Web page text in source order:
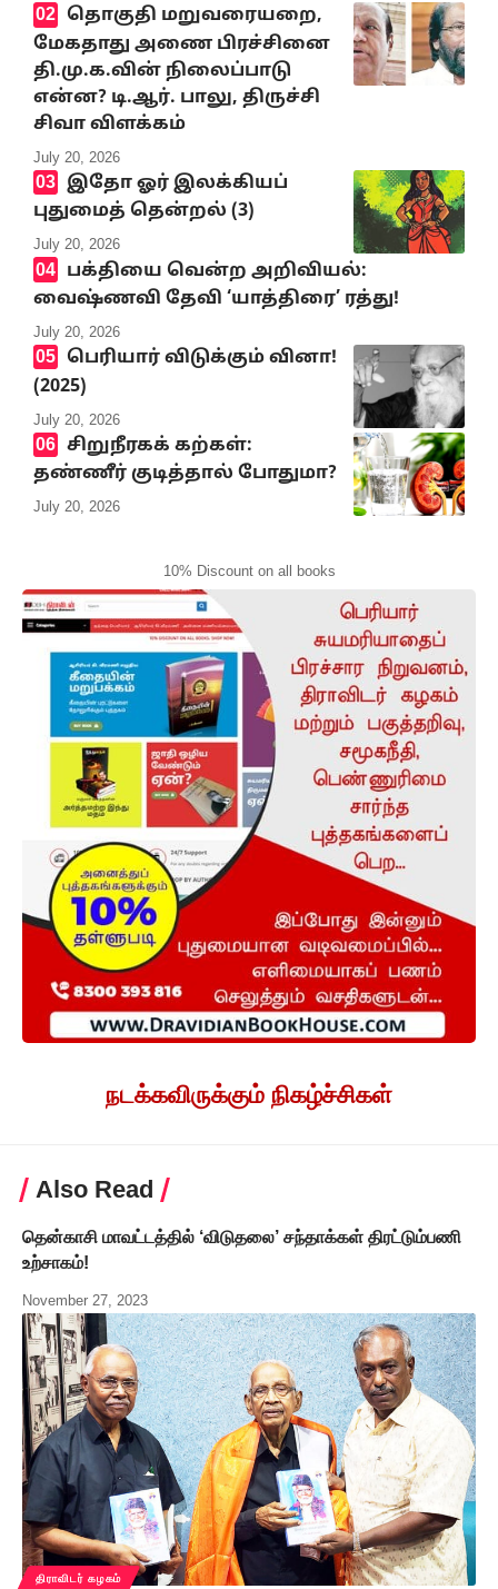
தொகுதி மறுவரையறை,
மேகதாது அணை பிரச்சினை
தி.மு.க.வின் நிலைப்பாடு
என்ன? டி.ஆர். பாலு, திருச்சி
சிவா விளக்கம்
July 20, 2026
இதோ ஓர் இலக்கியப்
புதுமைத் தென்றல் (3)
July 20, 2026
பக்தியை வென்ற அறிவியல்:
வைஷ்ணவி தேவி ‘யாத்திரை’ ரத்து!
July 20, 2026
பெரியார் விடுக்கும் வினா!
(2025)
July 20, 2026
சிறுநீரகக் கற்கள்:
தண்ணீர் குடித்தால் போதுமா?
July 20, 2026
10% Discount on all books
நடக்கவிருக்கும் நிகழ்ச்சிகள்
Also Read
தென்காசி மாவட்டத்தில் ‘விடுதலை’ சந்தாக்கள் திரட்டும்பணி
உற்சாகம்!
November 27, 2023
திராவிடர் கழகம்